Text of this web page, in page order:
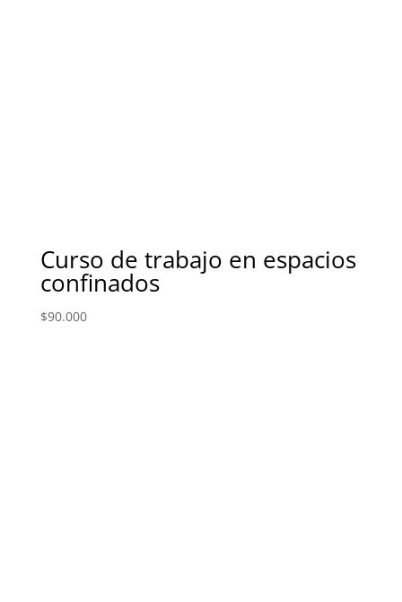
Curso de trabajo en espacios
confinados
$90.000